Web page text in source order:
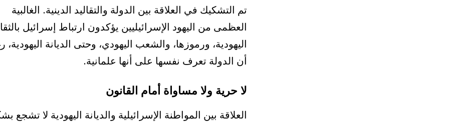
تم التشكيك في العلاقة بين الدولة والتقاليد الدينية. الغالبية
العظمى من اليهود الإسرائيليين يؤكدون ارتباط إسرائيل
اليهودية، ورموزها، والشعب اليهودي، وحتى الديانة اليهودية،
أن الدولة تعرف نفسها على أنها علمانية.
لا حرية ولا مساواة أمام القانون
العلاقة بين المواطنة الإسرائيلية والديانة اليهودية لا تشجع